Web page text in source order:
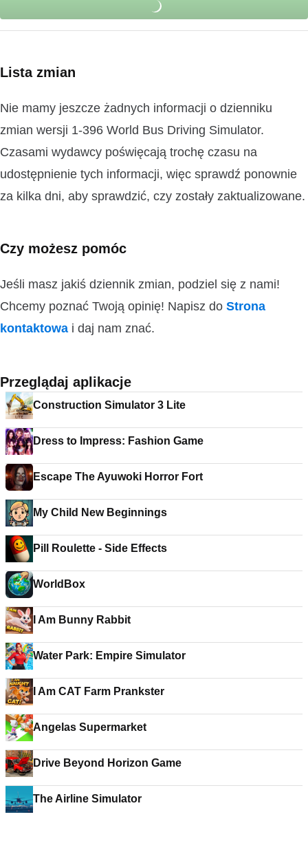
Lista zmian
Nie mamy jeszcze żadnych informacji o dzienniku
zmian wersji 1-396 World Bus Driving Simulator.
Czasami wydawcy poświęcają trochę czasu na
udostępnienie tych informacji, więc sprawdź ponownie
za kilka dni, aby sprawdzić, czy zostały zaktualizowane.
Czy możesz pomóc
Jeśli masz jakiś dziennik zmian, podziel się z nami!
Chcemy poznać Twoją opinię! Napisz do Strona
kontaktowa i daj nam znać.
Przeglądaj aplikacje
Construction Simulator 3 Lite
Dress to Impress: Fashion Game
Escape The Ayuwoki Horror Fort
My Child New Beginnings
Pill Roulette - Side Effects
WorldBox
I Am Bunny Rabbit
Water Park: Empire Simulator
I Am CAT Farm Prankster
Angelas Supermarket
Drive Beyond Horizon Game
The Airline Simulator